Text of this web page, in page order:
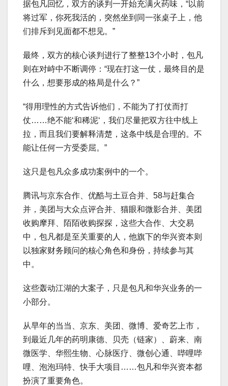
据包凡回忆，双方的谈判一开始充满火药味，“以前
将过军，你死我活的，突然坐到同一张桌子上，他
们排斥到见面都不想见。”
最终，双方的核心谈判进行了整整13个小时，包凡
则在对峙中不断调停：“现在打这一仗，最终目的是
什么，想要形成的格局是什么？”
“得用理性的方式告诉他们，不能为了打仗而打
仗……绝不能‘和稀泥‘，我们尽量把双方往中线上
拉，而且我们要解释清楚，这条中线是合理的。不
能让任何一方受委屈。”
这只是包凡众多成功案例中的一个。
腾讯与京东合作、优酷与土豆合并、58与赶集合
并，美团与大众点评合并、猫眼和微影合并、美团
收购摩拜、陌陌收购探探，这些大合作、大交易
中，包凡都是至关重要的人，他旗下的华兴资本则
以独家财务顾问的核心角色和身份，持续参与其
中。
这些轰动江湖的大案子，只是包凡和华兴业务的一
小部分。
从早年的当当、京东、美团、微博、爱奇艺上市，
到最近几年的药明康德、贝壳（链家）、蔚来、南
微医学、华熙生物、心脉医疗、微创心通、哔哩哔
哩、泡泡玛特、快手大项目……包凡和华兴资本都
扮演了重要角色。